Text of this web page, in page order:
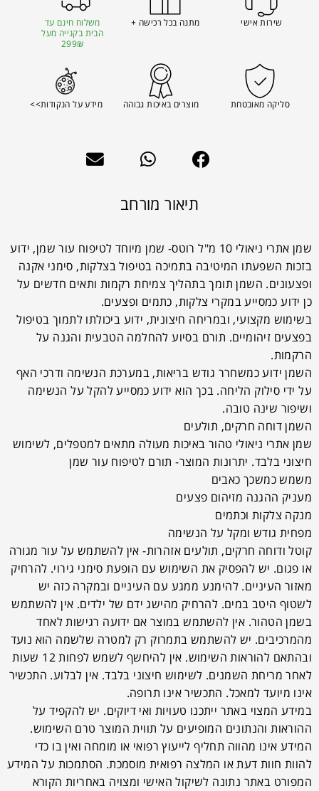
שירות אישי מתנה בכל רכישה +
משלוח חינם עד
הבית בקנייה מעל
299₪
סליקה מאובטחת מוצרים באיכות גבוהה מידע על הנקודות>>
תיאור מורחב
שמן אתרי ניאולי 10 מ"ל רוטס- שמן מיוחד לטיפוח עור שמן, ידוע
בזכות השפעתו המיטיבה בתמיכה בטיפול בצלקות, סימני אקנה
ופצעונים. השמן תומך בתהליך צמיחת רקמות ותאים חדשים על
כן ידוע כמסייע במקרי צלקות, כתמים ופצעים.
בשימוש מקצועי, ובמריחה חיצונית, ידוע ביכולתו לתמוך בטיפול
בפצעים זיהומיים. תורם בסיוע להחלמה הטבעית והגנה על
הרקמות.
השמן ידוע כמשחרר גודש בריאות, במערכת הנשימה ודרכי האף
על ידי סילוק הליחה. בכך הוא ידוע כמסייע להקל על הנשימה
ושיפור שינה טובה.
השמן דוחה חרקים, תולעים
שמן אתרי ניאולי טהור באיכות מעולה מתאים למטפלים, לשימוש
חיצוני בלבד. יתרונות המוצר- תורם לטיפוח עור שמן
משמש כמשכך כאבים
מעניק ההגנה מזיהום פצעים
מנקה צלקות וכתמים
מפחית גודש ומקל על הנשימה
קוטל ודוחה חרקים, תולעים אזהרות- אין להשתמש על עור מגורה
או פגום. יש להפסיק את השימוש עם הופעת סימני גירוי. להרחיק
מאזור העיניים. להימנע ממגע עם העיניים ובמקרה כזה יש
לשטוף היטב במים. להרחיק מהישג ידם של ילדים. אין להשתמש
בשמן הטהור. אין להשתמש במוצר אם ידועה רגישות לאחד
מהמרכיבים. יש להשתמש בתמרוק רק למטרה שלשמה הוא נועד
ובהתאם להוראות השימוש. אין להיחשף לשמש לפחות 12 שעות
לאחר מריחת השמנים. לשימוש חיצוני בלבד. אין לבלוע. התכשיר
אינו מיועד למאכל. התכשיר אינו תרופה.
במידע המצוי באתר ייתכנו טעויות ואי דיוקים. יש להקפיד על
ההוראות והנתונים המופיעים על תווית המוצר טרם השימוש.
המידע אינו מהווה תחליף לייעוץ רפואי או מומחה ואין בו כדי
להוות חוות דעת או המלצה רפואית מוסמכת. הסתמכות על המידע
המפורט באתר נתונה לשיקול האישי ומצויה באחריות הקורא